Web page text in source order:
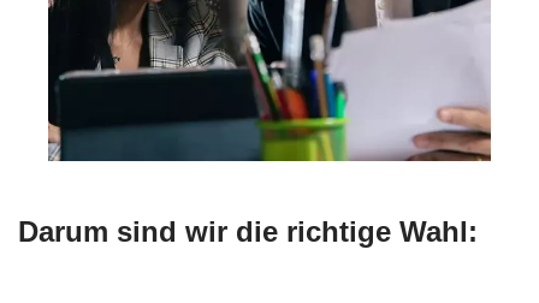
Darum sind wir die richtige Wahl: